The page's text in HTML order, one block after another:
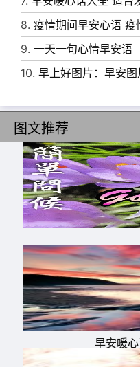
11、亲爱的，
诉你：太阳照
12、我还是相
13、想起你，
14、我的眼中
15、在晨光中
8. 疫情期间早安心语
9. 一天一句心情早安语
10. 早上好图片：早安
图文推荐
早安暖